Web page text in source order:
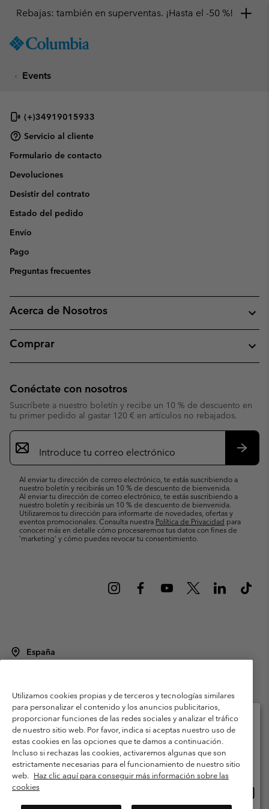
TO
SKIP
NAV
SKIP
SEARCH
Rebajas: también en superventas. ¡Hasta el -50 %!
Events
(+)34919015933
Servicio al cliente
Formulario de contacto
Devoluciones
Desistir del contrato
Estado del pedido
Envío
Pago
Preguntas frecuentes
Acerca de Nosotros
Comprar
Conéctate con nosotros
Suscríbete a nuestro boletín y recibe un 10 % de descuento en
tu primer pedido al gastar 120 € en artículos no rebajados.
Suscripción
de
correo
Al enviar tu dirección de correo electrónico, te estás suscribiendo a
nuestro boletín y recibirás un 10 % de descuento de bienvenida.
Al enviar tu dirección de correo electrónico, te estás suscribiendo a
nuestro boletín y recibirás un 10 % de descuento de bienvenida.
Utilizaremos tu dirección para informarte de novedades, ofertas y
eventos promocionales. Consulta nuestra Política de Privacidad para
conocer más en detalle cómo procesaremos tus datos con fines de
’marketing’ y cómo puedes revocar tu consentimiento.
España
Condiciones de uso
Terminos de Venta
Garantía
Política de Privacidad
Términos y condiciones del programa de miembros
Términos De Uso Del Contenido Generado Por Los Usuarios
Impressum
Cookies Public CBCR
Utilizamos cookies propias y de terceros y tecnologías similares
para personalizar el contenido y los anuncios publicitarios,
proporcionar funciones de las redes sociales y analizar el tráfico
de nuestro sitio web. Por favor, indica si aceptas nuestro uso de
estas cookies en las opciones que te damos a continuación.
Incluso si rechazas las cookies, activaremos algunas que son
estrictamente necesarias para el funcionamiento de nuestro sitio
web. Haz clic aquí para conseguir más información sobre las
cookies
Selecciona tu país e idioma envío
Compras en línea disponibles